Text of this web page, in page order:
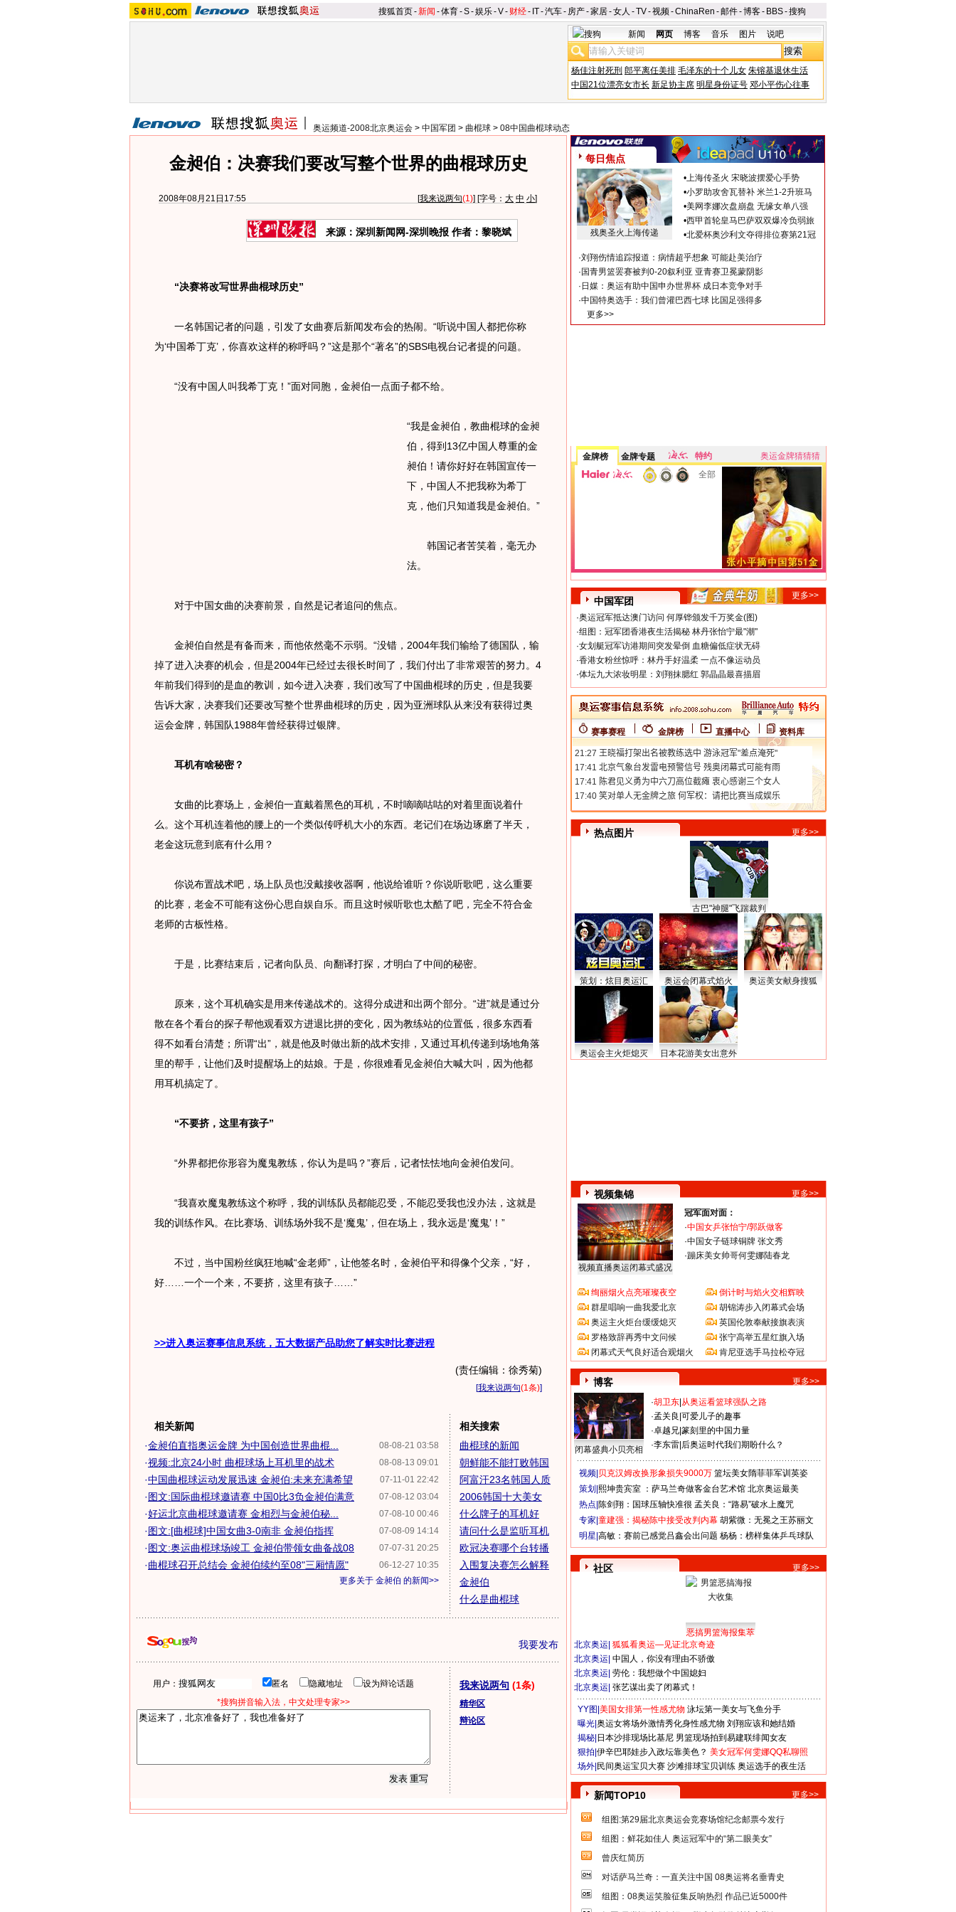
搜狐首页-新闻 -体育-S-娱乐-V- 财经- IT-汽车- 房产-家居-女人 -TV-视频-ChinaRen -邮件-博客- BBS-搜狗
新闻 网页 博客 音乐 图片 说吧
杨佳注射死刑 郎平离任美排 毛泽东的十个儿女 朱镕基退休生活
中国21位漂亮女市长 新足协主席 明星身份证号 邓小平伤心往事
奥运频道-2008北京奥运会 > 中国军团 > 曲棍球 > 08中国曲棍球动态
金昶伯：决赛我们要改写整个世界的曲棍球历史
2008年08月21日17:55 [我来说两句(1)] [字号： 大 中 小]
来源：深圳新闻网-深圳晚报 作者：黎晓斌
“决赛将改写世界曲棍球历史”
一名韩国记者的问题，引发了女曲赛后新闻发布会的热闹。“听说中国人都把你称
为‘中国希丁克’，你喜欢这样的称呼吗？”这是那个“著名”的SBS电视台记者提的问题。
“没有中国人叫我希丁克！”面对同胞，金昶伯一点面子都不给。
“我是金昶伯，教曲棍球的金昶
伯，得到13亿中国人尊重的金
昶伯！请你好好在韩国宣传一
下，中国人不把我称为希丁
克，他们只知道我是金昶伯。”
韩国记者苦笑着，毫无办
法。
对于中国女曲的决赛前景，自然是记者追问的焦点。
金昶伯自然是有备而来，而他依然毫不示弱。“没错，2004年我们输给了德国队，输
掉了进入决赛的机会，但是2004年已经过去很长时间了，我们付出了非常艰苦的努力。4
年前我们得到的是血的教训，如今进入决赛，我们改写了中国曲棍球的历史，但是我要
告诉大家，决赛我们还要改写整个世界曲棍球的历史，因为亚洲球队从来没有获得过奥
运会金牌，韩国队1988年曾经获得过银牌。
耳机有啥秘密？
女曲的比赛场上，金昶伯一直戴着黑色的耳机，不时嘀嘀咕咕的对着里面说着什
么。这个耳机连着他的腰上的一个类似传呼机大小的东西。老记们在场边琢磨了半天，
老金这玩意到底有什么用？
你说布置战术吧，场上队员也没戴接收器啊，他说给谁听？你说听歌吧，这么重要
的比赛，老金不可能有这份心思自娱自乐。而且这时候听歌也太酷了吧，完全不符合金
老师的古板性格。
于是，比赛结束后，记者向队员、向翻译打探，才明白了中间的秘密。
原来，这个耳机确实是用来传递战术的。这得分成进和出两个部分。“进”就是通过分
散在各个看台的探子帮他观看双方进退比拼的变化，因为教练站的位置低，很多东西看
得不如看台清楚；所谓“出”，就是他及时做出新的战术安排，又通过耳机传递到场地角落
里的帮手，让他们及时提醒场上的姑娘。于是，你很难看见金昶伯大喊大叫，因为他都
用耳机搞定了。
“不要挤，这里有孩子”
“外界都把你形容为魔鬼教练，你认为是吗？”赛后，记者怯怯地向金昶伯发问。
“我喜欢魔鬼教练这个称呼，我的训练队员都能忍受，不能忍受我也没办法，这就是
我的训练作风。在比赛场、训练场外我不是‘魔鬼’，但在场上，我永远是‘魔鬼’！”
不过，当中国粉丝疯狂地喊“金老师”，让他签名时，金昶伯平和得像个父亲，“好，
好……一个一个来，不要挤，这里有孩子……”
>>进入奥运赛事信息系统，五大数据产品助您了解实时比赛进程
(责任编辑：徐秀菊)
[我来说两句(1条)]
相关新闻
08-08-21 03:58
·金昶伯直指奥运金牌 为中国创造世界曲棍...
08-08-13 09:01
·视频:北京24小时 曲棍球场上耳机里的战术
07-11-01 22:42
·中国曲棍球运动发展迅速 金昶伯:未来充满希望
07-08-12 03:04
·图文:国际曲棍球邀请赛 中国0比3负金昶伯满意
07-08-10 00:46
·好运北京曲棍球邀请赛 金相烈与金昶伯秘...
07-08-09 14:14
·图文:[曲棍球]中国女曲3-0南非 金昶伯指挥
07-07-31 20:25
·图文:奥运曲棍球场竣工 金昶伯带领女曲备战08
06-12-27 10:35
·曲棍球召开总结会 金昶伯续约至08"三厢情愿"
更多关于 金昶伯 的新闻>>
相关搜索
曲棍球的新闻
朝鲜能不能打败韩国
阿富汗23名韩国人质
2006韩国十大美女
什么牌子的耳机好
请问什么是监听耳机
欧冠决赛哪个台转播
入围复决赛怎么解释
金昶伯
什么是曲棍球
我要发布
用户： 匿名 隐藏地址
设为辩论话题
*搜狗拼音输入法，中文处理专家>>
我来说两句 (1条)
精华区
辩论区
每日焦点
残奥圣火上海传递
•上海传圣火 宋晓波摆爱心手势
•小罗助攻舍瓦替补 米兰1-2升班马
•美网李娜次盘崩盘 无缘女单八强
•西甲首轮皇马巴萨双双爆冷负弱旅
•北爱杯奥沙利文夺得排位赛第21冠
·刘翔伤情追踪报道：病情超乎想象 可能赴美治疗
· 国青男篮罢赛被判0-20叙利亚 亚青赛卫冕蒙阴影
· 日媒：奥运有助中国申办世界杯 成日本竞争对手
·中国特奥选手：我们曾灌巴西七球 比国足强得多
更多>>
金牌榜 金牌专题 特约
奥运金牌猜猜猜
全部
中国军团
更多>>
·奥运冠军抵达澳门访问 何厚铧颁发千万奖金(图)
·组图：冠军团香港夜生活揭秘 林丹张怡宁最"潮"
·女划艇冠军访港期间突发晕倒 血糖偏低症状无碍
·香港女粉丝惊呼：林丹手好温柔 一点不像运动员
·体坛九大浓妆明星：刘翔抹腮红 郭晶晶最喜描眉
赛事赛程 金牌榜 直播中心 资料库
热点图片 更多>>
古巴"神腿"飞踹裁判
策划：炫目奥运汇 奥运会闭幕式焰火 奥运美女献身搜狐
奥运会主火炬熄灭 日本花游美女出意外
视频集锦 更多>>
视频直播奥运闭幕式盛况
冠军面对面：
·中国女乒张怡宁/郭跃做客
·中国女子链球铜牌 张文秀
·蹦床美女帅哥何雯娜陆春龙
绚丽烟火点亮璀璨夜空
群星唱响一曲我爱北京
奥运主火炬台缓缓熄灭
罗格致辞再秀中文问候
闭幕式天气良好适合观烟火
倒计时与焰火交相辉映
胡锦涛步入闭幕式会场
英国伦敦奉献接旗表演
张宁高举五星红旗入场
肯尼亚选手马拉松夺冠
博客 更多>>
闭幕盛典小贝亮相
·胡卫东 从奥运看篮球强队之路
·孟关良 可爱儿子的趣事
·卓越兄 篆刻里的中国力量
·李东雷 后奥运时代我们期盼什么？
视频| 贝克汉姆改换形象损失9000万 篮坛美女隋菲菲军训英姿
策划| 熙坤贵宾室 ：萨马兰奇做客金台艺术馆 北京奥运最美
热点| 陈剑翔：国球压轴快准很 孟关良：“路易”破水上魔咒
专家| 童建强：揭秘陈中接受改判内幕 胡紫微：无冕之王苏丽文
明星| 高敏：赛前已感觉吕鑫会出问题 杨杨：榜样集体乒乓球队
社区 更多>>
恶搞男篮海报集萃
北京奥运 狐狐看奥运—见证北京奇迹
北京奥运 中国人，你没有理由不骄傲
北京奥运 劳伦：我想做个中国媳妇
北京奥运 张艺谋出卖了闭幕式！
YY图| 美国女排第一性感尤物 泳坛第一美女与飞鱼分手
曝光| 奥运女将场外激情秀化身性感尤物 刘翔应该和她结婚
揭秘| 日本沙排现场比基尼 男篮现场拍到易建联绯闻女友
狠拍| 伊辛巴耶娃步入政坛靠美色？ 美女冠军何雯娜QQ私聊照
场外| 民间奥运宝贝大赛 沙滩排球宝贝训练 奥运选手的夜生活
新闻TOP10 更多>>
组图:第29届北京奥运会竞赛场馆纪念邮票今发行
组图：鲜花如佳人 奥运冠军中的“第二眼美女”
曾庆红简历
对话萨马兰奇：一直关注中国 08奥运将名垂青史
组图：08奥运笑脸征集反响热烈 作品已近5000件